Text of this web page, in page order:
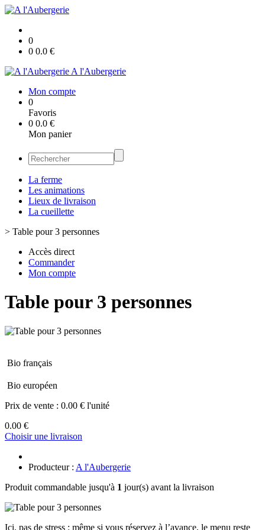
0
0 0.0 €
A l'Aubergerie
Mon compte
0
Favoris
0 0.0 €
Mon panier
La ferme
Les animations
Lieux de livraison
La cueillette
> Table pour 3 personnes
Accès direct
Commander
Mon compte
Table pour 3 personnes
Bio français
Bio européen
Prix de vente : 0.00 € l'unité
0.00 €
Choisir une livraison
Producteur : A l'Aubergerie
Produit commandable jusqu'à 1 jour(s) avant la livraison
Ici, pas de stress : même si vous réservez à l’avance, le menu reste